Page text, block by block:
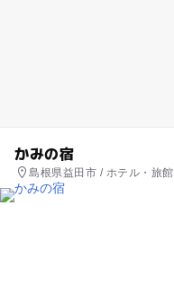
かみの宿
島根県益田市 / ホテル・旅館